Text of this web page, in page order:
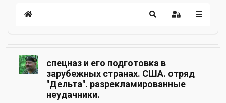
спецназ и его подготовка в
зарубежных странах. США. отряд
"Дельта". разрекламированные
неудачники.